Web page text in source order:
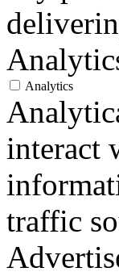
Analytics
interact
traffic